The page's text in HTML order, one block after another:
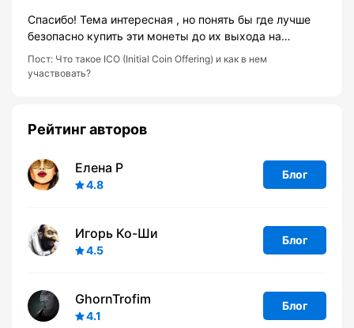
Спасибо! Тема интересная , но понять бы где лучше
безопасно купить эти монеты до их выхода на…
Пост: Что такое ICO (Initial Coin Offering) и как в нем
участвовать?
Рейтинг авторов
Елена Р
4.8
Блог
Игорь Ко-Ши
4.5
Блог
GhornTrofim
4.1
Блог